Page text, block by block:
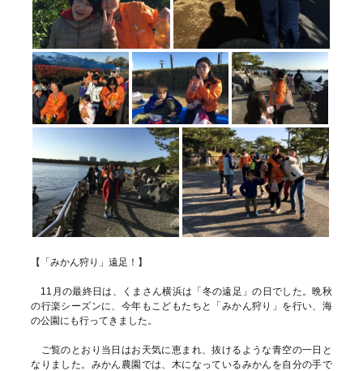
【「みかん狩り」遠足！】
11月の最終日は、くまさん横浜は「冬の遠足」の日でした。晩秋
の行楽シーズンに、今年もこどもたちと「みかん狩り」を行い、海
の公園にも行ってきました。
ご覧のとおり当日はお天気に恵まれ、抜けるような青空の一日と
なりました。みかん農園では、木になっているみかんを自分の手で